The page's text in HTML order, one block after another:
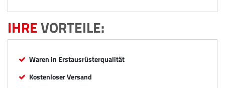
IHREVORTEILE:
Waren in Erstausrüsterqualität
Kostenloser Versand